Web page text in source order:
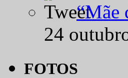
“Mãe
24
FOTOS